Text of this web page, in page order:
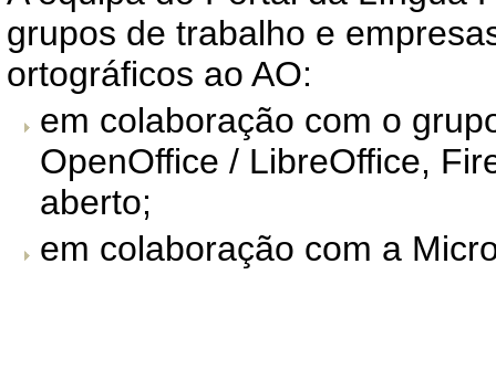
grupos de trabalho e
ortográficos ao AO:
em colaboração com o
OpenOffice / LibreOffice,
aberto;
em colaboração com a